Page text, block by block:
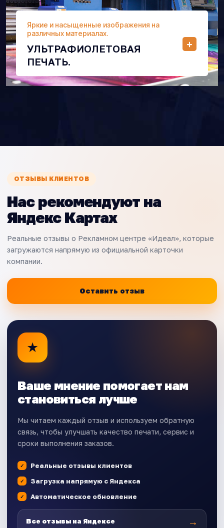
Яркие и насыщенные изображения на
различных материалах.
УЛЬТРАФИОЛЕТОВАЯ
ПЕЧАТЬ.
ОТЗЫВЫ КЛИЕНТОВ
Нас рекомендуют на
Яндекс Картах
Реальные отзывы о Рекламном центре «Идеал», которые
загружаются напрямую из официальной карточки
компании.
Оставить отзыв
★
Ваше мнение помогает нам
становиться лучше
Мы читаем каждый отзыв и используем обратную
связь, чтобы улучшать качество печати, сервис и
сроки выполнения заказов.
Реальные отзывы клиентов
Загрузка напрямую с Яндекса
Автоматическое обновление
Все отзывы на Яндексе →